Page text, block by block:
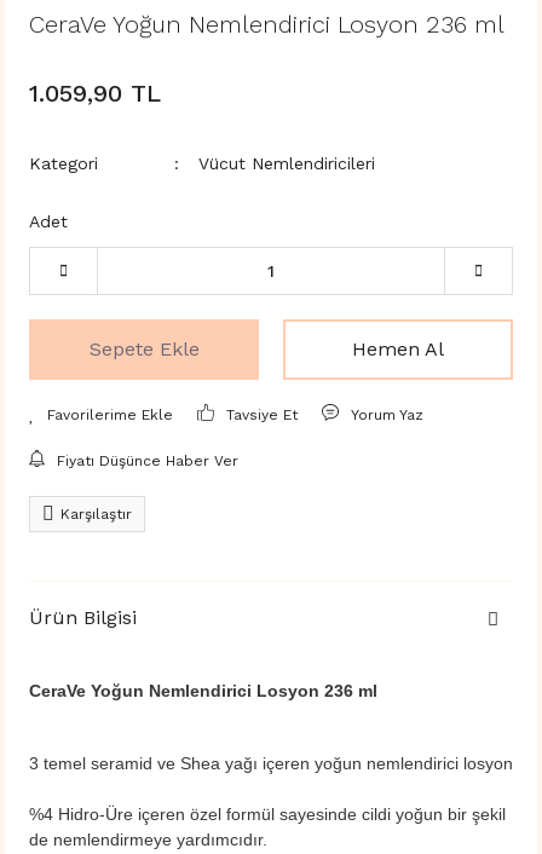
CeraVe Yoğun Nemlendirici Losyon 236 ml
1.059,90 TL
Kategori Vücut Nemlendiricileri
Adet
Sepete Ekle Hemen Al
Tavsiye Et Yorum Yaz
Fiyatı Düşünce Haber Ver
Karşılaştır
Ürün Bilgisi
CeraVe Yoğun Nemlendirici Losyon 236 ml
3 temel seramid ve Shea yağı içeren yoğun nemlendirici losyon
%4 Hidro-Üre içeren özel formül sayesinde cildi yoğun bir şekil
de nemlendirmeye yardımcıdır.